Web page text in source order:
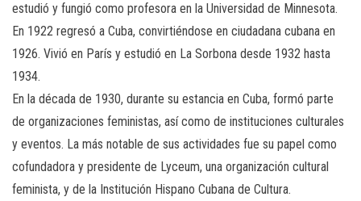
estudió y fungió como profesora en la Universidad de Minnesota.
En 1922 regresó a Cuba, convirtiéndose en ciudadana cubana en
1926. Vivió en París y estudió en La Sorbona desde 1932 hasta
1934.
En la década de 1930, durante su estancia en Cuba, formó parte
de organizaciones feministas, así como de instituciones culturales
y eventos. La más notable de sus actividades fue su papel como
cofundadora y presidente de Lyceum, una organización cultural
feminista, y de la Institución Hispano Cubana de Cultura.